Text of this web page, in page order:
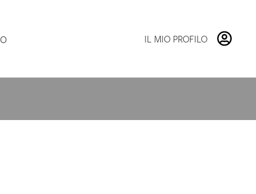
navigazione
contenuto
IL MIO PROFILO